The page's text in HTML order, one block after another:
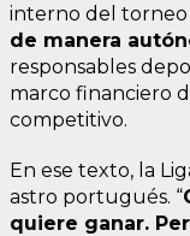
interno del
de manera
responsables
marco financiero
competitivo.
En ese texto, la
astro portugués. “
quiere ganar.